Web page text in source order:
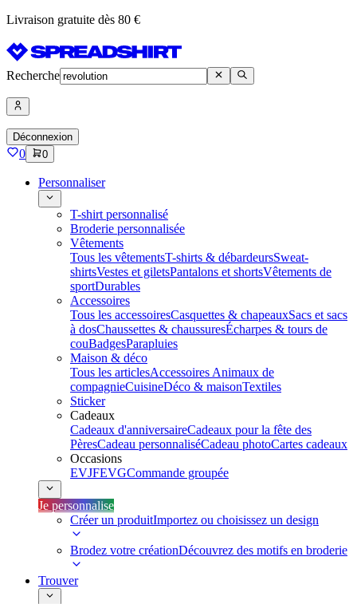
Livraison gratuite dès 80 €
Recherche
Déconnexion
0 0
Personnaliser
T-shirt personnalisé
Broderie personnalisée
Vêtements
Tous les vêtementsT-shirts & débardeursSweat-
shirtsVestes et giletsPantalons et shortsVêtements de
sportDurables
Accessoires
Tous les accessoiresCasquettes & chapeauxSacs et sacs
à dosChaussettes & chaussuresÉcharpes & tours de
couBadgesParapluies
Maison & déco
Tous les articlesAccessoires Animaux de
compagnieCuisineDéco & maisonTextiles
Sticker
Cadeaux
Cadeaux d'anniversaireCadeaux pour la fête des
PèresCadeau personnaliséCadeau photoCartes cadeaux
Occasions
EVJFEVGCommande groupée
Je personnalise
Créer un produitImportez ou choisissez un design
Brodez votre créationDécouvrez des motifs en broderie
Trouver